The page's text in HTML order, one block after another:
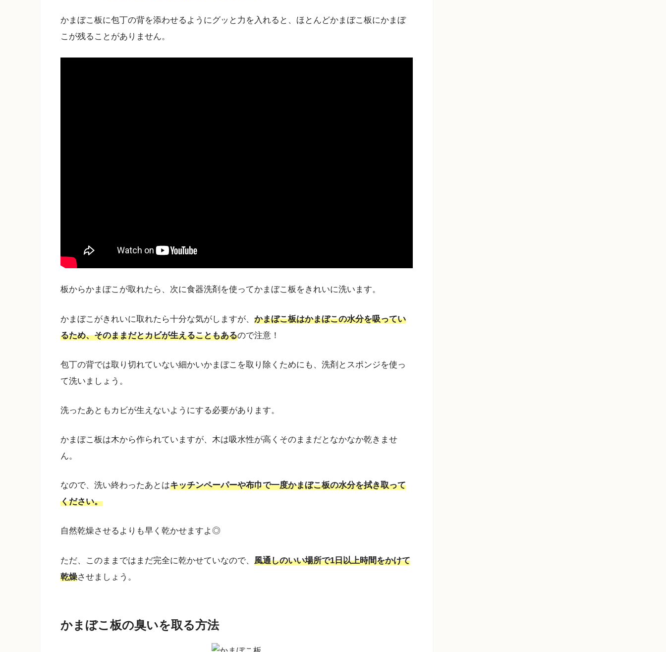
かまぼこ板に包丁の背を添わせるようにグッと力を入れると、ほとんどかまぼこ板にかまぼ
こが残ることがありません。
板からかまぼこが取れたら、次に食器洗剤を使ってかまぼこ板をきれいに洗います。
かまぼこがきれいに取れたら十分な気がしますが、 かまぼこ板はかまぼこの水分を吸ってい
るため、そのままだとカビが生えることもあるので注意！
包丁の背では取り切れていない細かいかまぼこを取り除くためにも、洗剤とスポンジを使っ
て洗いましょう。
洗ったあともカビが生えないようにする必要があります。
かまぼこ板は木から作られていますが、木は吸水性が高くそのままだとなかなか乾きませ
ん。
なので、洗い終わったあとはキッチンペーパーや布巾で一度かまぼこ板の水分を拭き取って
ください。
自然乾燥させるよりも早く乾かせますよ◎
ただ、このままではまだ完全に乾かせていなので、 風通しのいい場所で1日以上時間をかけて
乾燥させましょう。
かまぼこ板の臭いを取る方法